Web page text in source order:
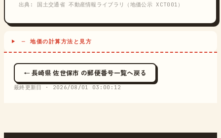
出典: 国土交通省 不動産情報ライブラリ（地価公示 XCT001）
─ 地価の計算方法と見方
← 長崎県 佐世保市 の郵便番号一覧へ戻る
最終更新日 · 2026/08/01 03:00:12